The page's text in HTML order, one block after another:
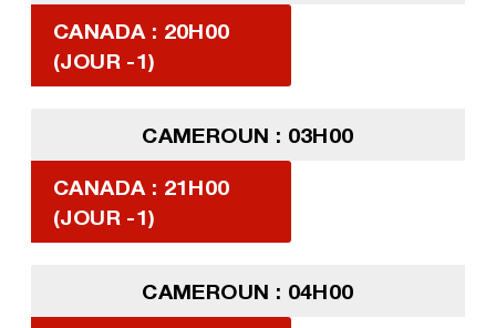
CANADA : 20H00
(JOUR -1)
CAMEROUN : 03H00
CANADA : 21H00
(JOUR -1)
CAMEROUN : 04H00